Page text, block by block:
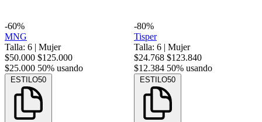
-60%
MNG
Talla: 6 | Mujer
$50.000 $125.000
$25.000 50% usando
ESTILO50
-80%
Tisper
Talla: 6 | Mujer
$24.768 $123.840
$12.384 50% usando
ESTILO50